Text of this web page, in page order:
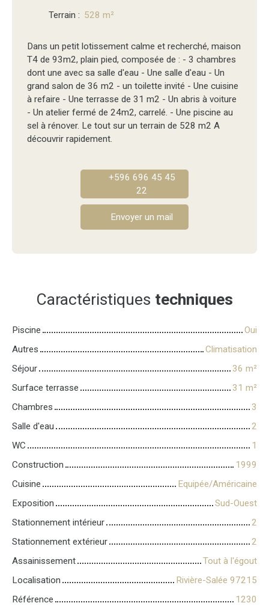
Terrain : 528 m²
Dans un petit lotissement calme et recherché, maison
T4 de 93m2, plain pied, composée de : - 3 chambres
dont une avec sa salle d'eau - Une salle d'eau - Un
grand salon de 36 m2 - un toilette invité - Une cuisine
à refaire - Une terrasse de 31 m2 - Un abris à voiture
- Un atelier fermé de 24m2, carrelé. - Une piscine au
sel à rénover. Le tout sur un terrain de 528 m2 A
découvrir rapidement.
+596 696 45 45
22
Envoyer un mail
Caractéristiques techniques
Piscine
Oui
Autres
Climatisation
Séjour
36 m²
Surface terrasse
31 m²
Chambres
3
Salle d'eau
2
WC
1
Construction
1999
Cuisine
Equipée/Américaine
Exposition
Sud-Ouest
Stationnement intérieur
2
Stationnement extérieur
2
Assainissement
Tout à l'égout
Localisation
Rivière-Salée 97215
Référence
1230